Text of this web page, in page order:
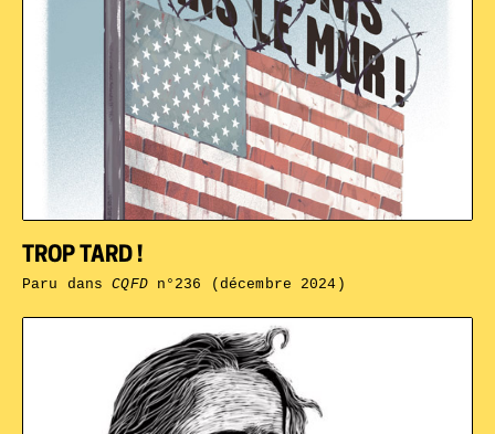
TROP TARD !
Paru dansCQFDn°236 (décembre 2024)